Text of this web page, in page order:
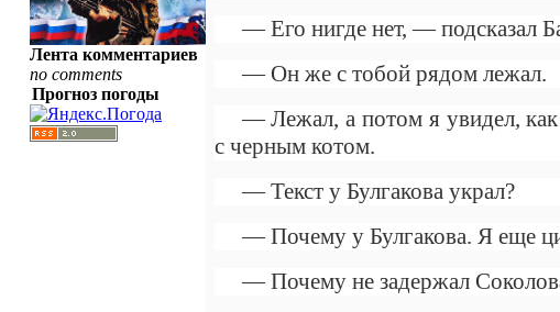
Лента комментариев
no comments
Прогноз погоды
— Его нигде нет, — подсказал
— Он же с тобой рядом лежал.
— Лежал, а потом я увидел, как
с черным котом.
— Текст у Булгакова украл?
— Почему у Булгакова. Я еще
— Почему не задержал